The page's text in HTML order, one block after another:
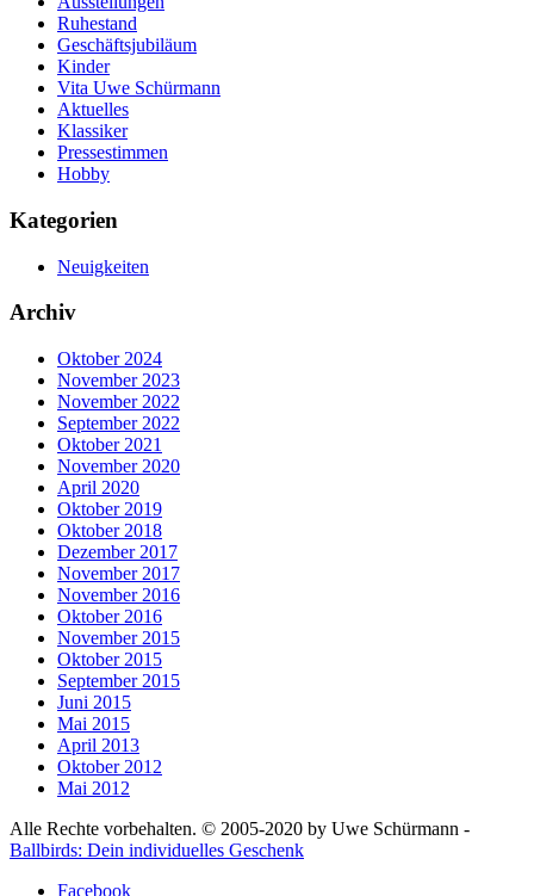
Ruhestand
Geschäftsjubiläum
Kinder
Vita Uwe Schürmann
Aktuelles
Klassiker
Pressestimmen
Hobby
Kategorien
Neuigkeiten
Archiv
Oktober 2024
November 2023
November 2022
September 2022
Oktober 2021
November 2020
April 2020
Oktober 2019
Oktober 2018
Dezember 2017
November 2017
November 2016
Oktober 2016
November 2015
Oktober 2015
September 2015
Juni 2015
Mai 2015
April 2013
Oktober 2012
Mai 2012
Alle Rechte vorbehalten. © 2005-2020 by Uwe Schürmann -
Ballbirds: Dein individuelles Geschenk
Facebook